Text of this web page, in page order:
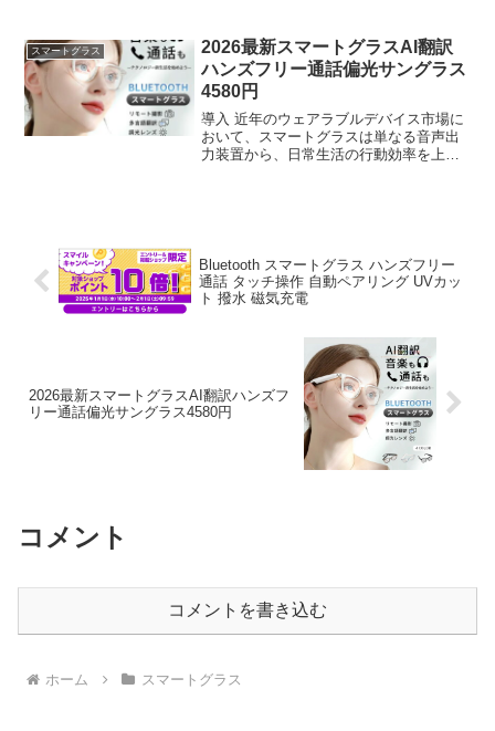
すと、街中也エンターテインメント施設
で...
スマートグラス
2026最新スマートグラスAI翻訳
ハンズフリー通話偏光サングラス
4580円
導入 近年のウェアラブルデバイス市場に
おいて、スマートグラスは単なる音声出
力装置から、日常生活の行動効率を上さ
Bluetooth スマートグラス ハンズフリー
通話 タッチ操作 自動ペアリング UVカッ
ト 撥水 磁気充電
2026最新スマートグラスAI翻訳ハンズフ
リー通話偏光サングラス4580円
コメント
コメントを書き込む
ホーム スマートグラス